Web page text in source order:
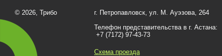
© 2026, Трибо
г. Петропавловск, ул. М. Ауэзова, 264
Телефон представительства в г. Астана:
+7 (7172) 97-43-73
Схема проезда